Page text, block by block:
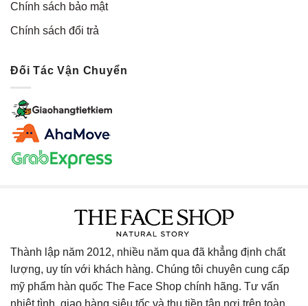
Chính sách bảo mật
Chính sách đổi trả
Đối Tác Vận Chuyển
Thành lập năm 2012, nhiều năm qua đã khẳng định chất
lượng, uy tín với khách hàng. Chúng tôi chuyên cung cấp
mỹ phẩm hàn quốc The Face Shop chính hãng. Tư vấn
nhiệt tình, giao hàng siêu tốc và thu tiền tận nơi trên toàn